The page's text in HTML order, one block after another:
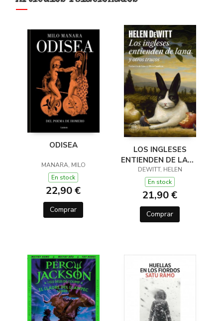
ODISEA
MANARA, MILO
En stock
22,90 €
Comprar
LOS INGLESES
ENTIENDEN DE LANA
(Y OTROS TRUCOS)
DEWITT, HELEN
En stock
21,90 €
Comprar